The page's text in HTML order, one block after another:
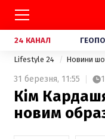
24 КАНАЛ
Lifestyle 24 Новини
31 березня, 11:55 1
Кім
новим